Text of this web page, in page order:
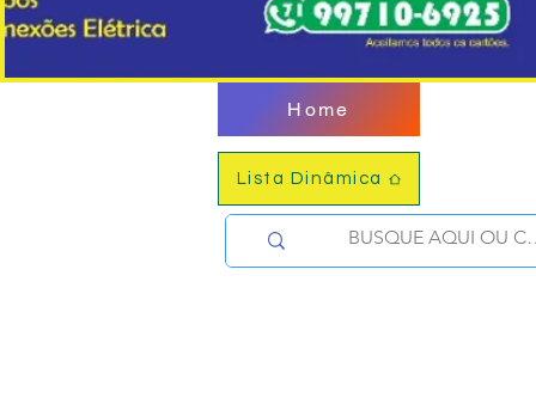
Home
Lista Dinâmica